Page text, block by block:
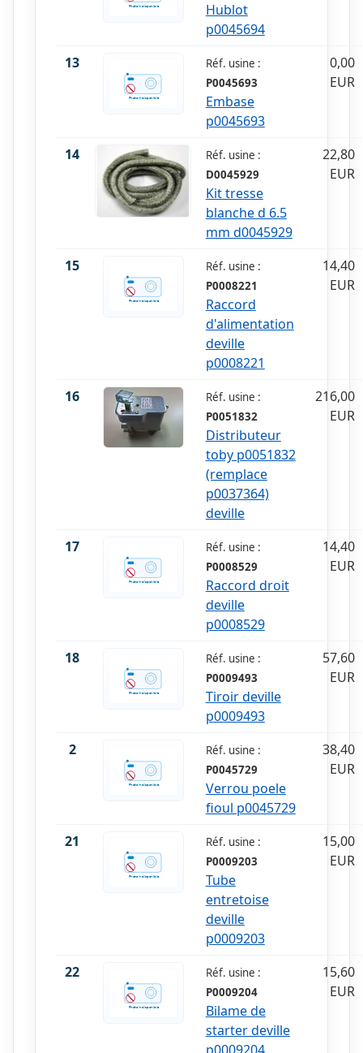
Hublot
p0045694
13
Réf. usine :
P0045693
Embase
p0045693
0,00
EUR
14
Réf. usine :
D0045929
Kit tresse
blanche d 6.5
mm d0045929
22,80
EUR
15
Réf. usine :
P0008221
Raccord
d'alimentation
deville
p0008221
14,40
EUR
16
Réf. usine :
P0051832
Distributeur
toby p0051832
(remplace
p0037364)
deville
216,00
EUR
17
Réf. usine :
P0008529
Raccord droit
deville
p0008529
14,40
EUR
18
Réf. usine :
P0009493
Tiroir deville
p0009493
57,60
EUR
2
Réf. usine :
P0045729
Verrou poele
fioul p0045729
38,40
EUR
21
Réf. usine :
P0009203
Tube
entretoise
deville
p0009203
15,00
EUR
22
Réf. usine :
P0009204
Bilame de
starter deville
15,60
EUR